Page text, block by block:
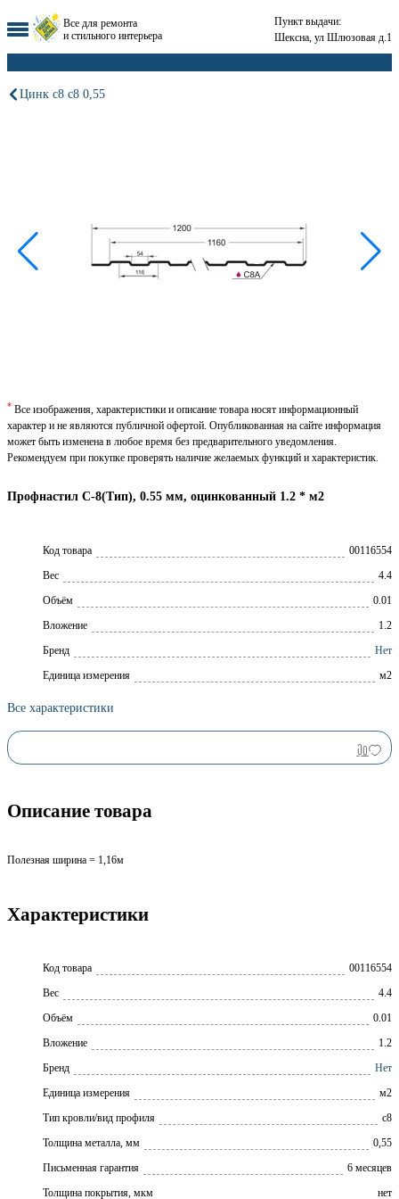
Все для ремонта
и стильного интерьера
Пункт выдачи:
Шексна, ул Шлюзовая д.1
Цинк с8 с8 0,55
Профнастил С-8(Тип), 0.55 мм, оцинкованный 1.2 * м2
Код товара
00116554
Вес
4.4
Объём
0.01
Вложение
1.2
Брeнд
Нет
Единица измерения
м2
Все характеристики
* Все изображения, характеристики и описание товара носят информационный
характер и не являются публичной офертой. Опубликованная на сайте информация
может быть изменена в любое время без предварительного уведомления.
Рекомендуем при покупке проверять наличие желаемых функций и характеристик.
Описание товара
Полезная ширина = 1,16м
Характеристики
Код товара
00116554
Вес
4.4
Объём
0.01
Вложение
1.2
Бренд
Нет
Единица измерения
м2
Тип кровли/вид профиля
с8
Толщина металла, мм
0,55
Письменная гарантия
6 месяцев
Толщина покрытия, мкм
нет